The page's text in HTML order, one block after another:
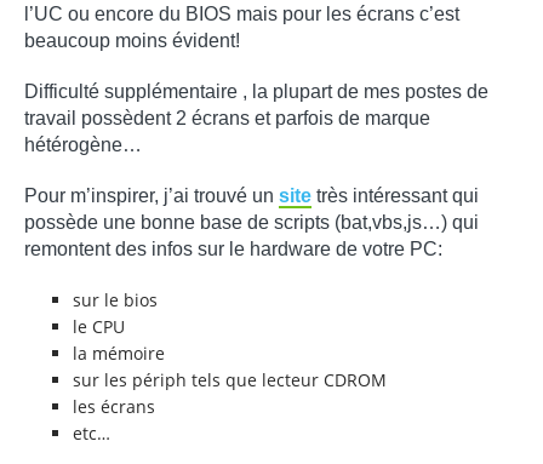
l’UC ou encore du BIOS mais pour les écrans c’est
beaucoup moins évident!
Difficulté supplémentaire , la plupart de mes postes de
travail possèdent 2 écrans et parfois de marque
hétérogène…
Pour m’inspirer, j’ai trouvé un site très intéressant qui
possède une bonne base de scripts (bat,vbs,js…) qui
remontent des infos sur le hardware de votre PC:
sur le bios
le CPU
la mémoire
sur les périph tels que lecteur CDROM
les écrans
etc…